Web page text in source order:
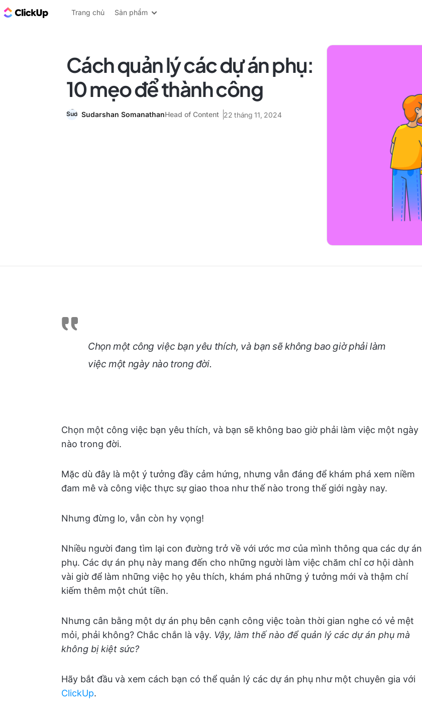
ClickUp Blog
Trang chủ Sản phẩm
Cách quản lý các dự án phụ:
10 mẹo để thành công
Sudarshan SomanathanHead of Content 22 tháng 11, 2024
Chọn một công việc bạn yêu thích, và bạn sẽ không bao giờ phải làm
việc một ngày nào trong đời.
Chọn một công việc bạn yêu thích, và bạn sẽ không bao giờ phải làm việc một ngày
nào trong đời.
Mặc dù đây là một ý tưởng đầy cảm hứng, nhưng vẫn đáng để khám phá xem niềm
đam mê và công việc thực sự giao thoa như thế nào trong thế giới ngày nay.
Nhưng đừng lo, vẫn còn hy vọng!
Nhiều người đang tìm lại con đường trở về với ước mơ của mình thông qua các dự án
phụ. Các dự án phụ này mang đến cho những người làm việc chăm chỉ cơ hội dành
vài giờ để làm những việc họ yêu thích, khám phá những ý tưởng mới và thậm chí
kiếm thêm một chút tiền.
Nhưng cân bằng một dự án phụ bên cạnh công việc toàn thời gian nghe có vẻ mệt
mỏi, phải không? Chắc chắn là vậy. Vậy, làm thế nào để quản lý các dự án phụ mà
không bị kiệt sức?
Hãy bắt đầu và xem cách bạn có thể quản lý các dự án phụ như một chuyên gia với
ClickUp.